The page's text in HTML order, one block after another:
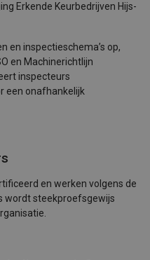
Erkende Keurbedrijven Hijs-
en inspectieschema’s op,
en Machinerichtlijn
inspecteurs
een onafhankelijk
en werken volgens de
wordt steekproefsgewijs